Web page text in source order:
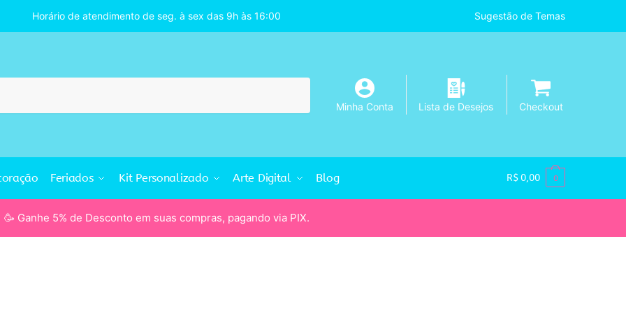
Horário de atendimento de seg. à sex das 9h às 16:00 Sugestão de Temas
Minha Conta Lista de Desejos Checkout
Feriados Kit Personalizado Arte Digital Blog R$0,00 0
🥳 Ganhe 5% de Desconto em suas compras, pagando via PIX.